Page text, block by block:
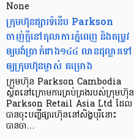
None
ក្រុមហ៊ុនផ្សារទំនើប Parkson
ចាញ់ក្ដីនៅតុលាការភ្នំពេញ និងតម្រូវ
ឲ្យបង់ប្រាក់ជាង១៤៤ លានដុល្លារទៅ
ឲ្យក្រុមហ៊ុនម្ចាស់ គម្រោង
ក្រុមហ៊ុន Parkson Cambodia
ស្ថិតនៅក្រោមការគ្រប់គ្រងរបស់ក្រុមហ៊ុន
Parkson Retail Asia Ltd ដែល
បានចុះបញ្ចីផ្សារហ៊ុននៅសិង្ហបុរីនោះ
បានចា…